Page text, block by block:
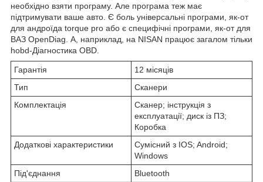
необхідно взяти програму. Але програма теж має
підтримувати ваше авто. Є боль універсальні програми, як-от
для андроїда torque pro або є специфічні програми, як-от для
ВАЗ OpenDiag. А, наприклад, на NISAN працює загалом тільки
hobd-Діагностика OBD.
Гарантія
12 місяців
Тип
Сканери
Комплектація
Сканер; інструкція з
експлуатації; диск із ПЗ;
Коробка
Додаткові характеристики
Сумісний з IOS; Android;
Windows
Під'єднання
Bluetooth